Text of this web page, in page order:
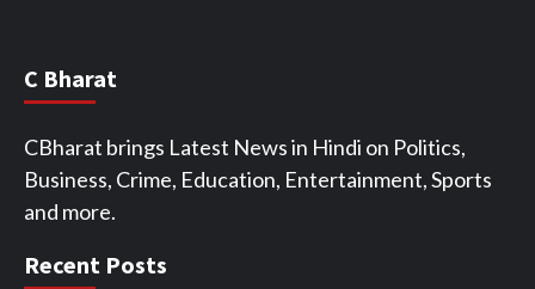
C Bharat
CBharat brings Latest News in Hindi on Politics,
Business, Crime, Education, Entertainment, Sports
and more.
Recent Posts